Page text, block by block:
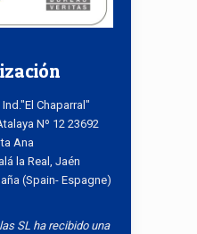
Ind."El Chaparral"
Nº 12 23692
Ana
la Real, Jaén
(Spain- Espagne)
SL ha recibido una